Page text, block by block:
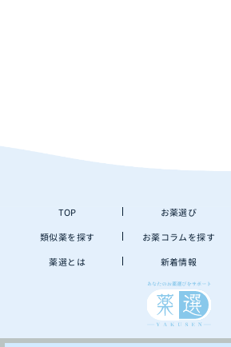
TOP お薬選び
類似薬を探す お薬コラムを探す
薬選とは 新着情報